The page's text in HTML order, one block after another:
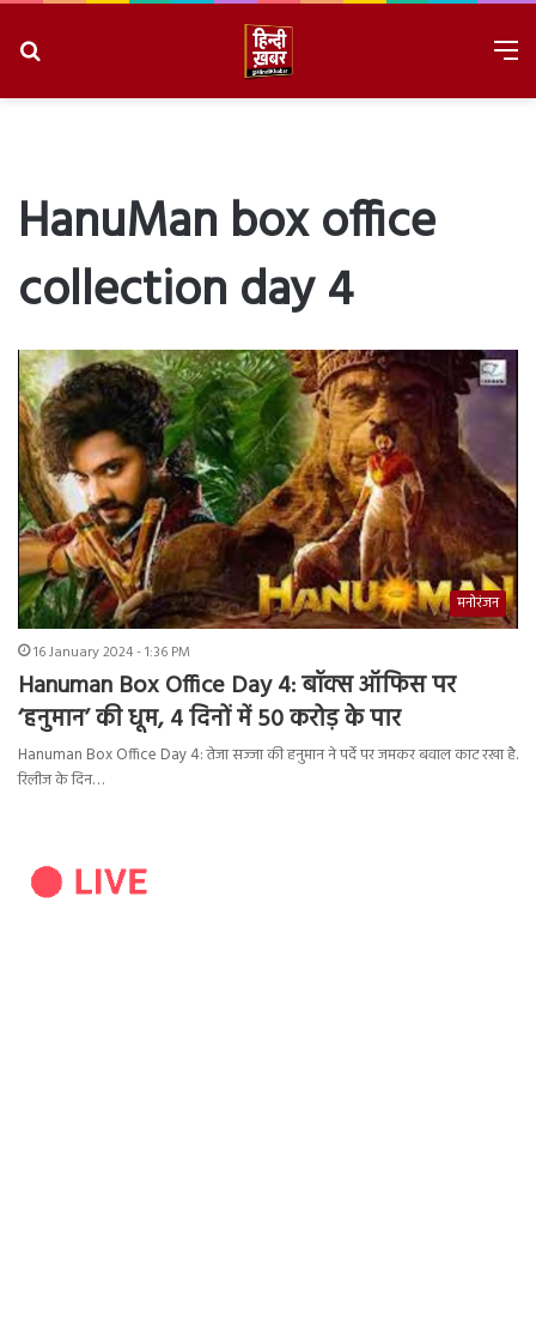
HanuMan box office
collection day 4
मनोरंजन
16 January 2024 - 1:36 PM
Hanuman Box Office Day 4: बॉक्स ऑफिस पर
‘हनुमान’ की धूम, 4 दिनों में 50 करोड़ के पार
Hanuman Box Office Day 4: तेजा सज्जा की हनुमान ने पर्दे पर जमकर बवाल काट रखा है.
रिलीज के दिन…